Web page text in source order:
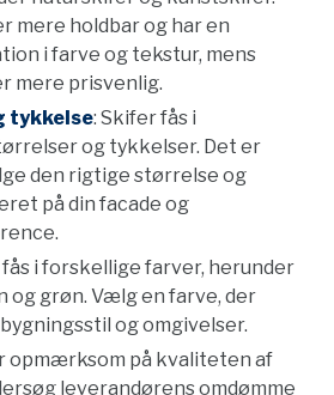
mere holdbar og har en
i farve og tekstur, mens
mere prisvenlig.
tykkelse: Skifer fås i
og tykkelser. Det er
den rigtige størrelse og
på din facade og
fås i forskellige farver, herunder
og grøn. Vælg en farve, der
og omgivelser.
opmærksom på kvaliteten af
leverandørens omdømme